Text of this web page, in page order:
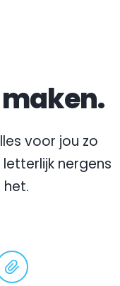
voor jou zo
nergens